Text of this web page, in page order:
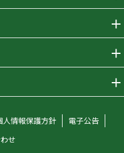
ュ
人情報保護方針
電子公告
せ